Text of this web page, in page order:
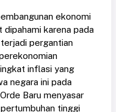
ekonomi
karena pada
pergantian
inflasi yang
negara ini pada
Baru menyasar
tinggi